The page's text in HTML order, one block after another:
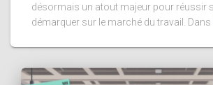
désormais un atout majeur pour réussir
démarquer sur le marché du travail. Dans